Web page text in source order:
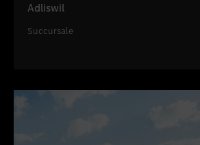
Adliswil
Succursale